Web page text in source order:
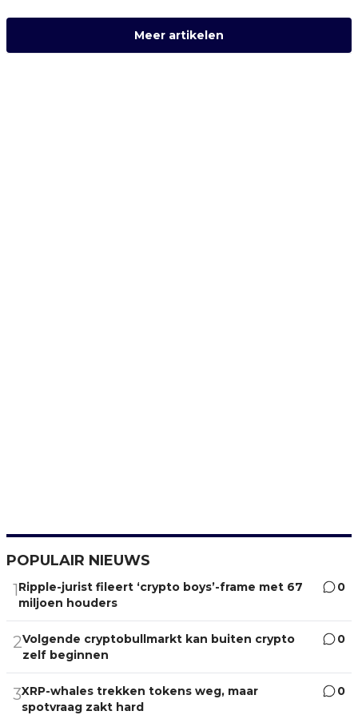
Meer artikelen
POPULAIR NIEUWS
1Ripple-jurist fileert ‘crypto boys’-frame met 67
miljoen houders
0
2Volgende cryptobullmarkt kan buiten crypto
zelf beginnen
0
3XRP-whales trekken tokens weg, maar
spotvraag zakt hard
0